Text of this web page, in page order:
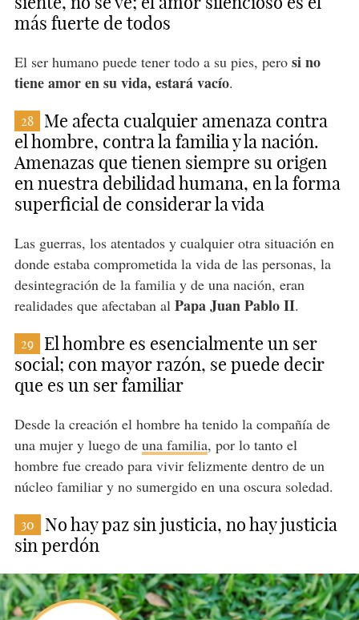
más fuerte de todos
El ser humano puede tener todo a su pies, pero si no
tiene amor en su vida, estará vacío.
28
Me afecta cualquier amenaza contra
el hombre, contra la familia y la nación.
Amenazas que tienen siempre su origen
en nuestra debilidad humana, en la forma
superficial de considerar la vida
Las guerras, los atentados y cualquier otra situación en
donde estaba comprometida la vida de las personas, la
desintegración de la familia y de una nación, eran
realidades que afectaban al Papa Juan Pablo II.
29
El hombre es esencialmente un ser
social; con mayor razón, se puede decir
que es un ser familiar
Desde la creación el hombre ha tenido la compañía de
una mujer y luego de una familia, por lo tanto el
hombre fue creado para vivir felizmente dentro de un
núcleo familiar y no sumergido en una oscura soledad.
30
No hay paz sin justicia, no hay justicia
sin perdón